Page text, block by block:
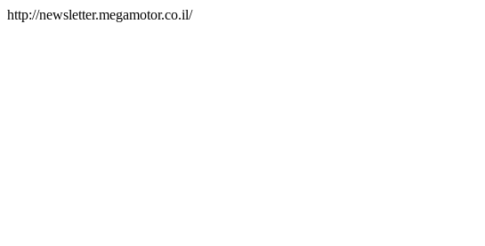
http://newsletter.megamotor.co.il/